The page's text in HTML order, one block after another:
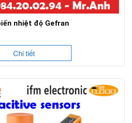
nhiệt độ Gefran
Chi tiết